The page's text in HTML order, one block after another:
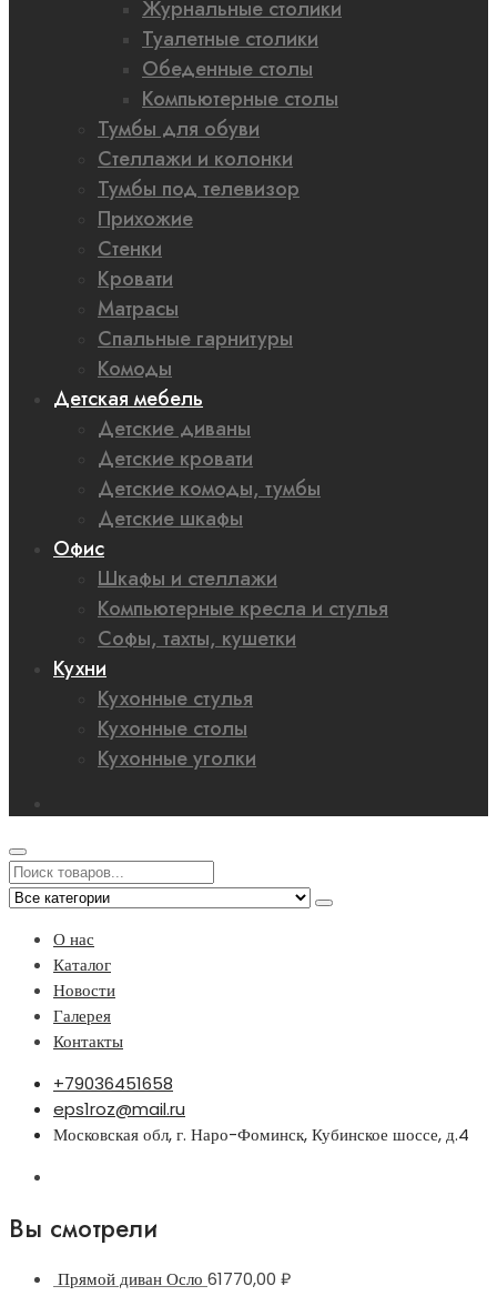
Журнальные столики
Туалетные столики
Обеденные столы
Компьютерные столы
Тумбы для обуви
Стеллажи и колонки
Тумбы под телевизор
Прихожие
Стенки
Кровати
Матрасы
Спальные гарнитуры
Комоды
Детская мебель
Детские диваны
Детские кровати
Детские комоды, тумбы
Детские шкафы
Офис
Шкафы и стеллажи
Компьютерные кресла и стулья
Софы, тахты, кушетки
Кухни
Кухонные стулья
Кухонные столы
Кухонные уголки
О нас
Каталог
Новости
Галерея
Контакты
+79036451658
eps1roz@mail.ru
Московская обл, г. Наро-Фоминск, Кубинское шоссе, д.4
Вы смотрели
Прямой диван Осло 61770,00 ₽